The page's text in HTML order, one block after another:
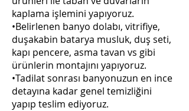
kaplama işlemini yapıyoruz.
•Belirlenen banyo dolabı, vitrifiye,
duşakabin batarya musluk, duş seti,
kapı pencere, asma tavan vs gibi
ürünlerin montajını yapıyoruz.
•Tadilat sonrası banyonuzun en ince
detayına kadar genel temizliğini
yapıp teslim ediyoruz.